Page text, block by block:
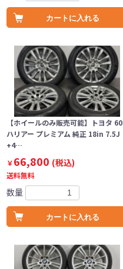
カートに入れる
【ホイールのみ販売可能】トヨタ 60
ハリアー プレミアム 純正 18in 7.5J
+4…
￥66,800 (税込)
送料無料
数量
カートに入れる